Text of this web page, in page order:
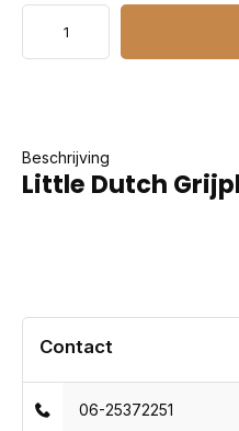
Beschrijving
Little Dutch
Contact
06-25372251